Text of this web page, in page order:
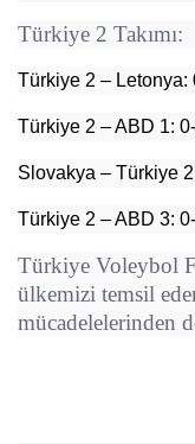
Türkiye 2 Takımı:
Türkiye 2 – Letonya:
Türkiye 2 – ABD 1:
Slovakya – Türkiye
Türkiye 2 – ABD 3:
Türkiye Voleybol
ülkemizi temsil
mücadelelerinden